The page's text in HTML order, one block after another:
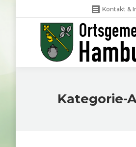
Kontakt &
Kategorie-